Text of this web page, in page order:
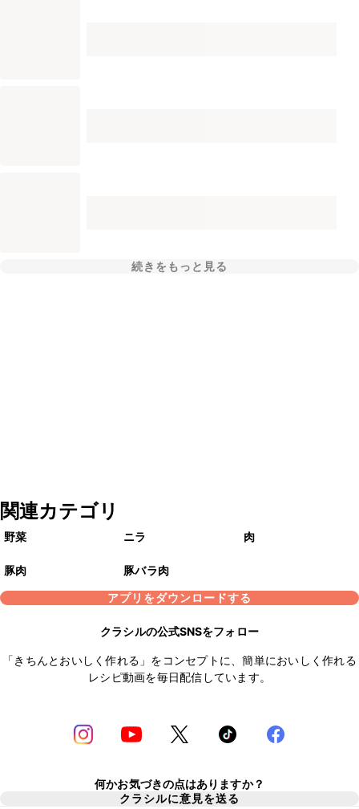
続きをもっと見る
関連カテゴリ
野菜 ニラ 肉
豚肉
豚バラ肉
アプリをダウンロードする
クラシルの公式SNSをフォロー
「きちんとおいしく作れる」をコンセプトに、簡単においしく作れる
レシピ動画を毎日配信しています。
何かお気づきの点はありますか？
クラシルに意見を送る